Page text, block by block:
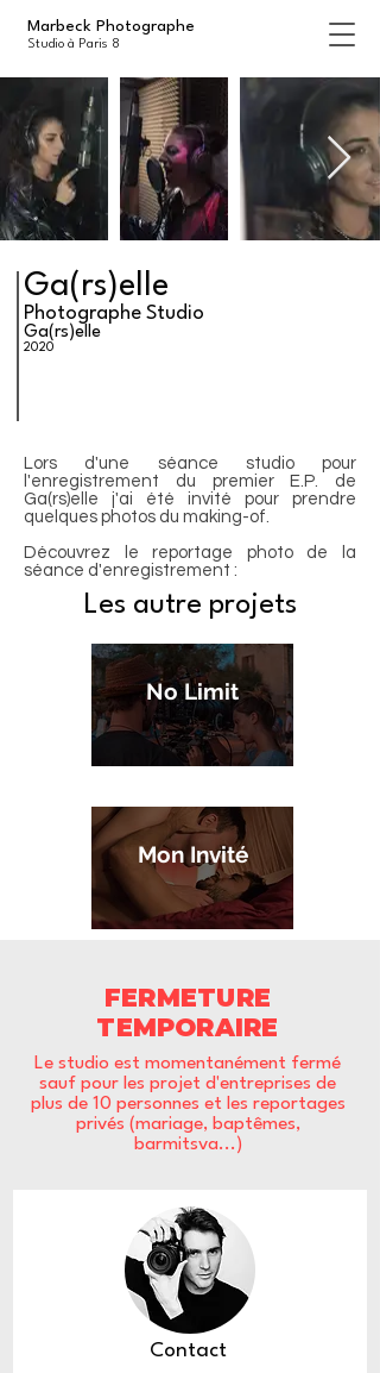
Marbeck Photographe
Studio à Paris 8
Ga(rs)elle
Photographe Studio
Ga(rs)elle
2020
Lors d'une séance studio pour
l'enregistrement du premier E.P. de
Ga(rs)elle j'ai été invité pour prendre
quelques photos du making-of.
Découvrez le reportage photo de la
séance d'enregistrement :
Les autre projets
No Limit
Mon Invité
FERMETURE
TEMPORAIRE
Le studio est momentanément fermé
sauf pour les projet d'entreprises de
plus de 10 personnes et les reportages
privés (mariage, baptêmes,
barmitsva...)
Contact